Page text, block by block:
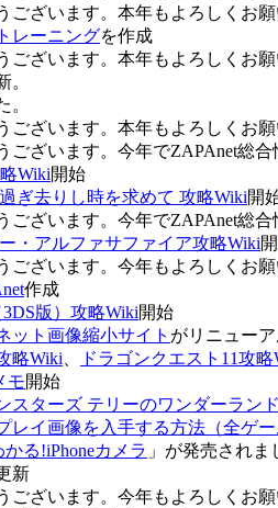
ざいます。本年もよろしくお願
レーニングを作成
ざいます。本年もよろしくお願
。
。
ざいます。本年もよろしくお願
ざいます。今年でZAPAnet総合
Wiki開始
ぎ去りし時を求めて 攻略Wiki開
ざいます。今年でZAPAnet総合
・アルファサファイア攻略Wiki
ざいます。今年もよろしくお願
作成
版）攻略Wiki開始
ット画像縮小サイト がリニューア
略Wiki ドラゴンクエスト11攻略
モ開始
スターズ テリーのワンダーラン
レイ画像を入手する方法（全ゲー
かる!iPhoneカメラ 」が発売されま
新
ざいます。今年もよろしくお願